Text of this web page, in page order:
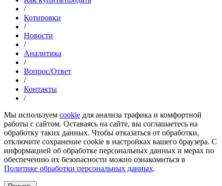
/
Котировки
/
Новости
/
Аналитика
/
Вопрос/Ответ
/
Контакты
/
Мы используем cookie для анализа трафика и комфортной
работы с сайтом. Оставаясь на сайте, вы соглашаетесь на
обработку таких данных. Чтобы отказаться от обработки,
отключите сохранение cookie в настройках вашего браузера. С
информацией об обработке персональных данных и мерах по
обеспечению их безопасности можно ознакомиться в
Политике обработки персональных данных.